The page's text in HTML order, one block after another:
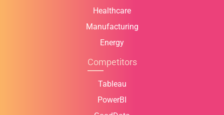
Healthcare
Manufacturing
Energy
Competitors
Tableau
PowerBI